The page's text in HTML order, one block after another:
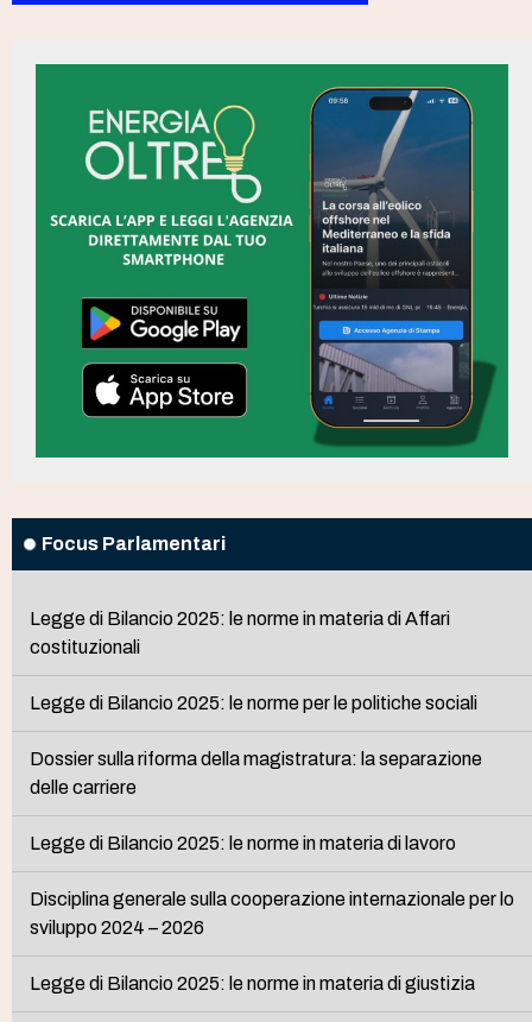
Focus Parlamentari
Legge di Bilancio 2025: le norme in materia di Affari
costituzionali
Legge di Bilancio 2025: le norme per le politiche sociali
Dossier sulla riforma della magistratura: la separazione
delle carriere
Legge di Bilancio 2025: le norme in materia di lavoro
Disciplina generale sulla cooperazione internazionale per lo
sviluppo 2024 – 2026
Legge di Bilancio 2025: le norme in materia di giustizia